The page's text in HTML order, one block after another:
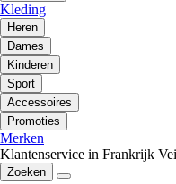
Kleding
Heren
Dames
Kinderen
Sport
Accessoires
Promoties
Merken
Klantenservice in Frankrijk
Zoeken